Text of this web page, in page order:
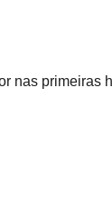
nas primeiras